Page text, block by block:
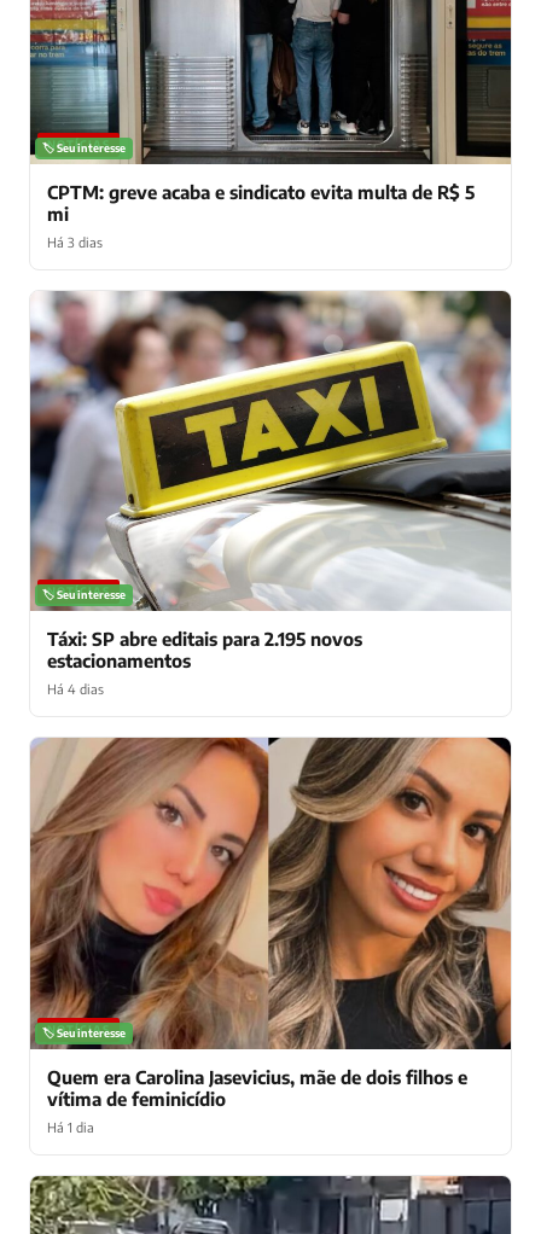
NOTÍCIAS
🏷️ Seu interesse
CPTM: greve acaba e sindicato evita multa de R$ 5
mi
Há 3 dias
NOTÍCIAS
🏷️ Seu interesse
Táxi: SP abre editais para 2.195 novos
estacionamentos
Há 4 dias
NOTÍCIAS
🏷️ Seu interesse
Quem era Carolina Jasevicius, mãe de dois filhos e
vítima de feminicídio
Há 1 dia